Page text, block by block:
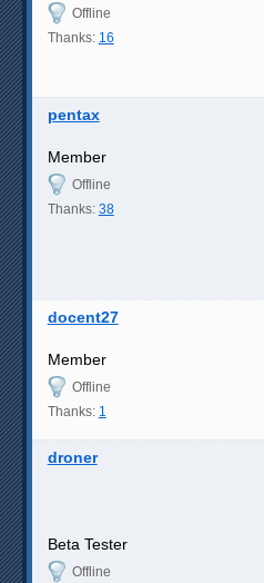
Offline
Thanks: 16
pentax
Member
Offline
Thanks: 38
docent27
Member
Offline
Thanks: 1
droner
Beta Tester
Offline